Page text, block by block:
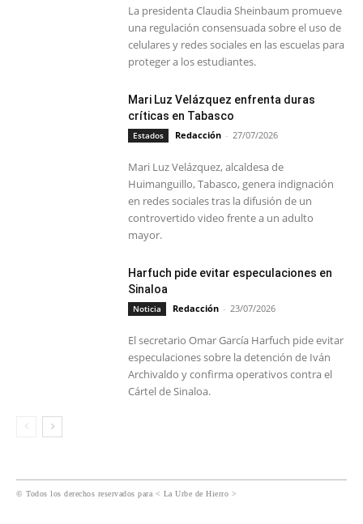
La presidenta Claudia Sheinbaum promueve
una regulación consensuada sobre el uso de
celulares y redes sociales en las escuelas para
proteger a los estudiantes.
Mari Luz Velázquez enfrenta duras
críticas en Tabasco
Estados Redacción - 27/07/2026
Mari Luz Velázquez, alcaldesa de
Huimanguillo, Tabasco, genera indignación
en redes sociales tras la difusión de un
controvertido video frente a un adulto
mayor.
Harfuch pide evitar especulaciones en
Sinaloa
Noticia Redacción - 23/07/2026
El secretario Omar García Harfuch pide evitar
especulaciones sobre la detención de Iván
Archivaldo y confirma operativos contra el
Cártel de Sinaloa.
© Todos los derechos reservados para < La Urbe de Hierro >